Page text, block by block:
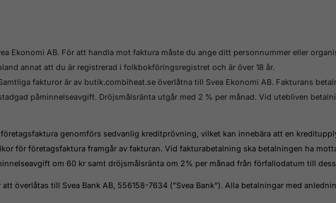
Ekonomi AB. För att handla mot faktura måste du ange ditt personnummer eller
annat att du är registrerad i folkbokföringsregistret och är över 18 år.
fakturor är av butik.combiheat.se överlåtna till Svea Ekonomi AB. Fakturans
påminnelseavgift. Dröjsmålsränta utgår med 2 % per månad. Vid utebliven
genomförs sedvanlig kreditprövning, vilket kan innebära att en
för företagsfaktura framgår av fakturan. Vid fakturabetalning ska betalningen ha
om 60 kr samt dröjsmålsränta om 2% per månad från förfallodatum till
överlåtas till Svea Bank AB, 556158-7634 (”Svea Bank”). Alla betalningar med